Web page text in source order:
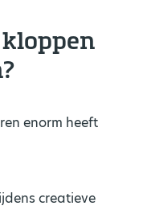
enorm heeft
creatieve